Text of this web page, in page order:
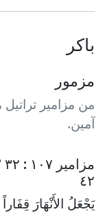
باكر
مزمور
من مزامير تراتيل
آمين.
٤٢
يَجْعَلُ الأَنْهَارَ